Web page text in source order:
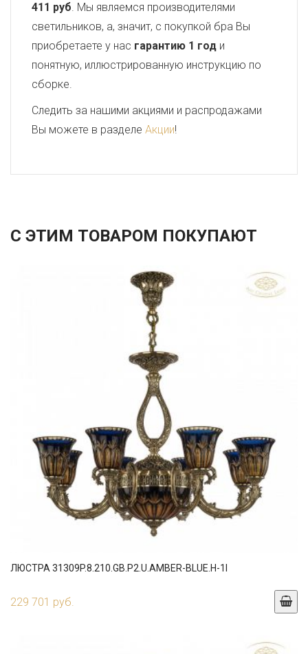
411 руб. Мы являемся производителями
светильников, а, значит, с покупкой бра Вы
приобретаете у нас гарантию 1 год и
понятную, иллюстрированную инструкцию по
сборке.
Следить за нашими акциями и распродажами
Вы можете в разделе Акции!
С ЭТИМ ТОВАРОМ ПОКУПАЮТ
ЛЮСТРА 31309P.8.210.GB.P2.U.AMBER-BLUE.H-1I
229 701 руб.